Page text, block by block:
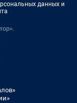
данных и